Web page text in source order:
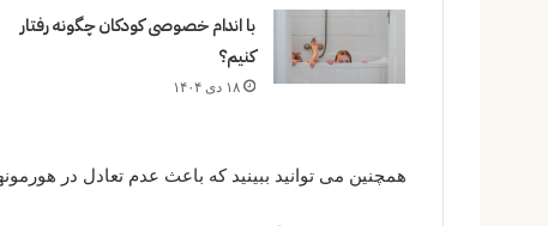
با اندام خصوصی کودکان چگونه رفتار
کنیم؟
۱۸ دی ۱۴۰۴
همچنین می توانید ببینید که باعث عدم تعادل در